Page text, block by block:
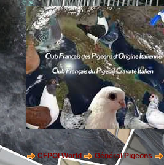
CFPOI World Général Pigeons